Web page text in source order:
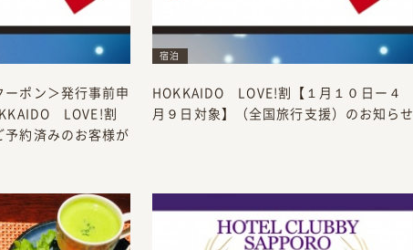
ポン＞発行事前申
LOVE!割
予約済みのお客様が
宿泊
HOKKAIDO LOVE!割【１月１０日ー４
月９日対象】（全国旅行支援）のお知らせ